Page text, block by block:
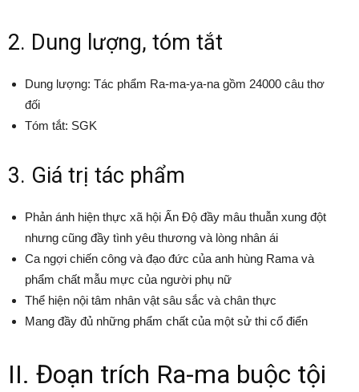
2. Dung lượng, tóm tắt
Dung lượng: Tác phẩm Ra-ma-ya-na gồm 24000 câu thơ
đối
Tóm tắt: SGK
3. Giá trị tác phẩm
Phản ánh hiện thực xã hội Ấn Độ đầy mâu thuẫn xung đột
nhưng cũng đầy tình yêu thương và lòng nhân ái
Ca ngợi chiến công và đạo đức của anh hùng Rama và
phẩm chất mẫu mực của người phụ nữ
Thể hiện nội tâm nhân vật sâu sắc và chân thực
Mang đầy đủ những phẩm chất của một sử thi cổ điển
II. Đoạn trích Ra-ma buộc tội